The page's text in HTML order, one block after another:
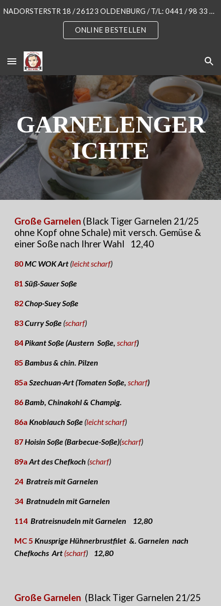
NADORSTERSTR 18 / 26123 OLDENBURG / T/L: 0441 / 98 33 55 3
ONLINE BESTELLEN
GARNELENGER
ICHTE
Große Garnelen (Black Tiger Garnelen 21/25
ohne Kopf ohne Schale) mit versch. Gemüse &
einer Soße nach Ihrer Wahl 12,40
80MC WOK Art (leicht scharf)
81 Süß-Sauer Soße
82Chop-Suey Soße
83Curry Soße (scharf)
84Pikant Soße (Austern Soße,scharf)
85 Bambus & chin. Pilzen
85a Szechuan-Art (Tomaten Soße,scharf)
86Bamb, Chinakohl & Champig.
86aKnoblauch Soße (leicht scharf)
87Hoisin Soße (Barbecue-Soße)(scharf)
89a Art des Chefkoch (scharf)
24 Bratreis mit Garnelen
34 Bratnudeln mit Garnelen
114 Bratreisnudeln mit Garnelen 12,80
MC 5 Knusprige Hühnerbrustfilet &. Garnelen nach
Chefkochs Art (scharf) 12,80
Große Garnelen (Black Tiger Garnelen 21/25